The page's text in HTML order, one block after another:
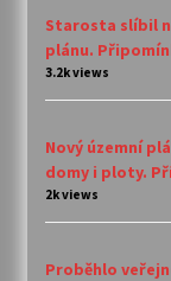
Starosta slíbil
plánu.
3.2k views
Nový územní
domy i ploty.
2k views
Proběhlo